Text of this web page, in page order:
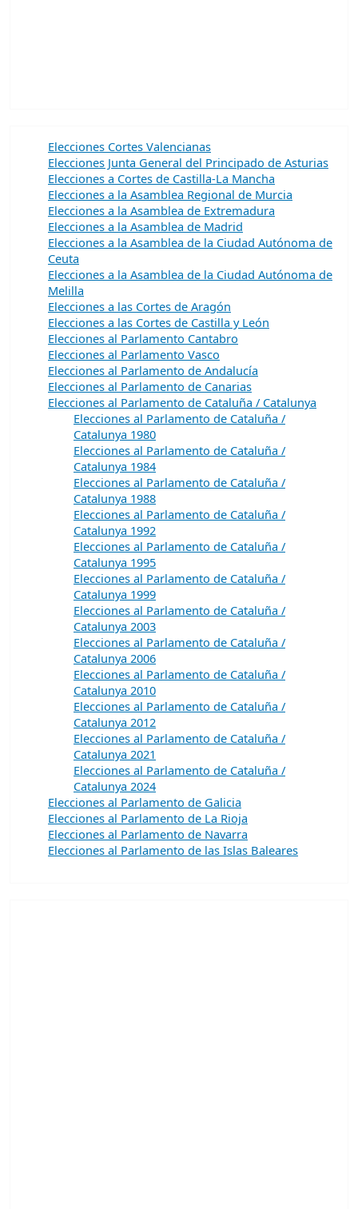
Elecciones Cortes Valencianas
Elecciones Junta General del Principado de Asturias
Elecciones a Cortes de Castilla-La Mancha
Elecciones a la Asamblea Regional de Murcia
Elecciones a la Asamblea de Extremadura
Elecciones a la Asamblea de Madrid
Elecciones a la Asamblea de la Ciudad Autónoma de
Ceuta
Elecciones a la Asamblea de la Ciudad Autónoma de
Melilla
Elecciones a las Cortes de Aragón
Elecciones a las Cortes de Castilla y León
Elecciones al Parlamento Cantabro
Elecciones al Parlamento Vasco
Elecciones al Parlamento de Andalucía
Elecciones al Parlamento de Canarias
Elecciones al Parlamento de Cataluña / Catalunya
Elecciones al Parlamento de Cataluña /
Catalunya 1980
Elecciones al Parlamento de Cataluña /
Catalunya 1984
Elecciones al Parlamento de Cataluña /
Catalunya 1988
Elecciones al Parlamento de Cataluña /
Catalunya 1992
Elecciones al Parlamento de Cataluña /
Catalunya 1995
Elecciones al Parlamento de Cataluña /
Catalunya 1999
Elecciones al Parlamento de Cataluña /
Catalunya 2003
Elecciones al Parlamento de Cataluña /
Catalunya 2006
Elecciones al Parlamento de Cataluña /
Catalunya 2010
Elecciones al Parlamento de Cataluña /
Catalunya 2012
Elecciones al Parlamento de Cataluña /
Catalunya 2021
Elecciones al Parlamento de Cataluña /
Catalunya 2024
Elecciones al Parlamento de Galicia
Elecciones al Parlamento de La Rioja
Elecciones al Parlamento de Navarra
Elecciones al Parlamento de las Islas Baleares